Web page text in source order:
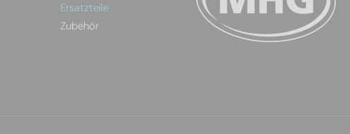
Ersatzteile
Zubehör